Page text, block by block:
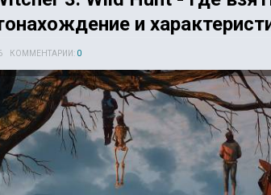
и
КОММЕНТАРИИ: 0